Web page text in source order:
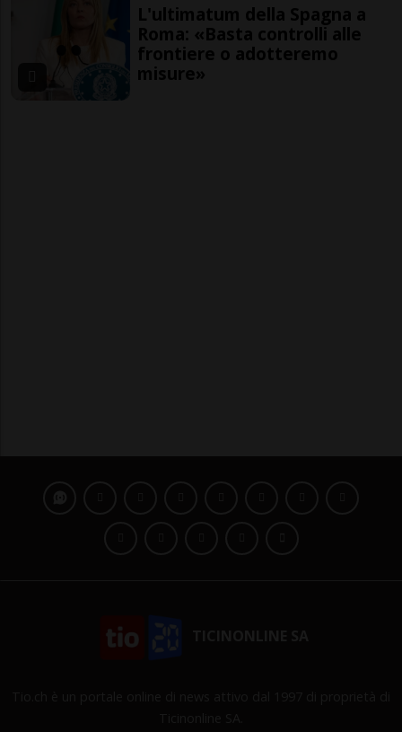
L'ultimatum della Spagna a
Roma: «Basta controlli alle
frontiere o adotteremo
misure»